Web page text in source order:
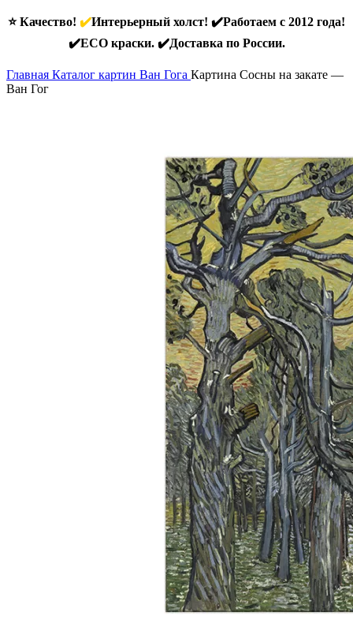
⭐ Качество! ✔️Интерьерный холст! ✔️Работаем с 2012 года!
✔️ECO краски. ✔️Доставка по России.
Главная Каталог картин Ван Гога Картина Сосны на закате —
Ван Гог